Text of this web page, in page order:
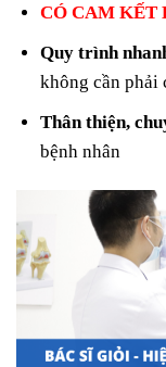
CÓ CAM KẾT
Quy trình
không cần phải
Thân thiện,
bệnh nhân